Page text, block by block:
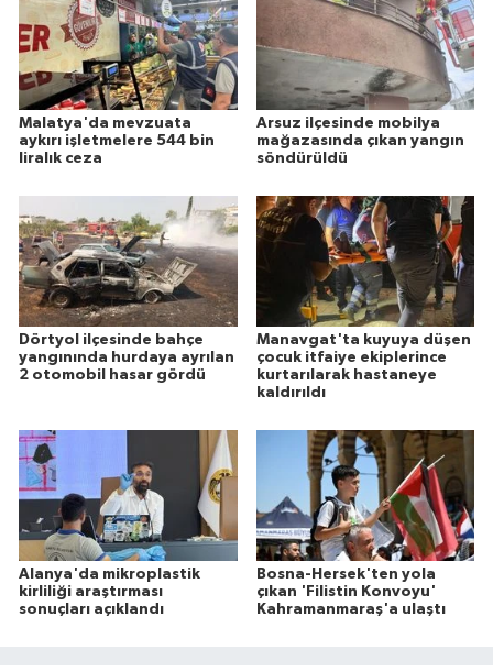
Malatya'da mevzuata
aykırı işletmelere 544 bin
liralık ceza
Arsuz ilçesinde mobilya
mağazasında çıkan yangın
söndürüldü
Dörtyol ilçesinde bahçe
yangınında hurdaya ayrılan
2 otomobil hasar gördü
Manavgat'ta kuyuya düşen
çocuk itfaiye ekiplerince
kurtarılarak hastaneye
kaldırıldı
Alanya'da mikroplastik
kirliliği araştırması
sonuçları açıklandı
Bosna-Hersek'ten yola
çıkan 'Filistin Konvoyu'
Kahramanmaraş'a ulaştı